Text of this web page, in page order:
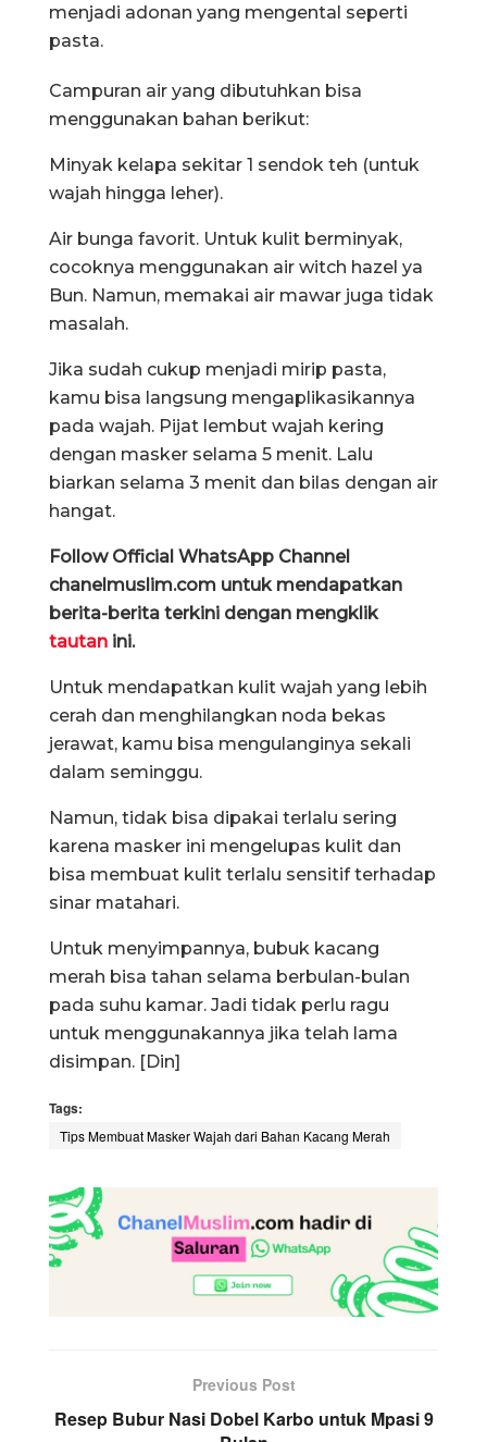
menjadi adonan yang mengental seperti
pasta.
Campuran air yang dibutuhkan bisa
menggunakan bahan berikut:
Minyak kelapa sekitar 1 sendok teh (untuk
wajah hingga leher).
Air bunga favorit. Untuk kulit berminyak,
cocoknya menggunakan air witch hazel ya
Bun. Namun, memakai air mawar juga tidak
masalah.
Jika sudah cukup menjadi mirip pasta,
kamu bisa langsung mengaplikasikannya
pada wajah. Pijat lembut wajah kering
dengan masker selama 5 menit. Lalu
biarkan selama 3 menit dan bilas dengan air
hangat.
Follow Official WhatsApp Channel
chanelmuslim.com untuk mendapatkan
berita-berita terkini dengan mengklik
tautan ini.
Untuk mendapatkan kulit wajah yang lebih
cerah dan menghilangkan noda bekas
jerawat, kamu bisa mengulanginya sekali
dalam seminggu.
Namun, tidak bisa dipakai terlalu sering
karena masker ini mengelupas kulit dan
bisa membuat kulit terlalu sensitif terhadap
sinar matahari.
Untuk menyimpannya, bubuk kacang
merah bisa tahan selama berbulan-bulan
pada suhu kamar. Jadi tidak perlu ragu
untuk menggunakannya jika telah lama
disimpan. [Din]
Tags:
Tips Membuat Masker Wajah dari Bahan Kacang Merah
Previous Post
Resep Bubur Nasi Dobel Karbo untuk Mpasi 9